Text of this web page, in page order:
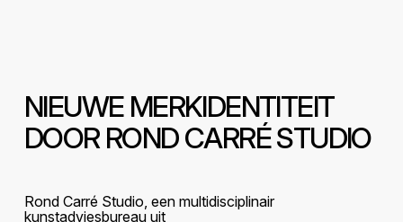
NIEUWE MERKIDENTITEIT
DOOR RONDCARRÉSTUDIO
Rond Carré Studio, een multidisciplinair
kunstadviesbureau uit